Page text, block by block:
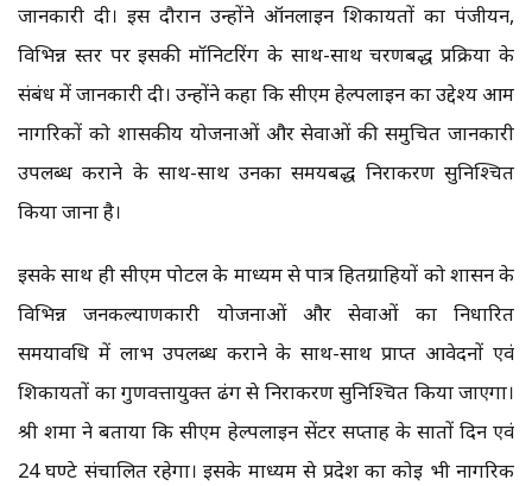
जानकारी दी। इस दौरान उन्होंने ऑनलाईन शिकायतों का पंजीयन,
विभिन्न स्तर पर इसकी मॉनिटरिंग के साथ-साथ चरणबद्ध प्रक्रिया के
संबंध में जानकारी दी। उन्होंने कहा कि सीएम हेल्पलाईन का उद्देश्य आम
नागरिकों को शासकीय योजनाओं और सेवाओं की समुचित जानकारी
उपलब्ध कराने के साथ-साथ उनका समयबद्ध निराकरण सुनिश्चित
किया जाना है।
इसके साथ ही सीएम पोर्टल के माध्यम से पात्र हितग्राहियों को शासन के
विभिन्न जनकल्याणकारी योजनाओं और सेवाओं का निर्धारित
समयावधि में लाभ उपलब्ध कराने के साथ-साथ प्राप्त आवेदनों एवं
शिकायतों का गुणवत्तायुक्त ढंग से निराकरण सुनिश्चित किया जाएगा।
श्री शर्मा ने बताया कि सीएम हेल्पलाईन सेंटर सप्ताह के सातों दिन एवं
24 घण्टे संचालित रहेगा। इसके माध्यम से प्रदेश का कोई भी नागरिक